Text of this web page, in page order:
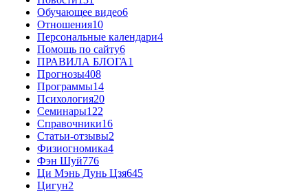
Обучающее видео6
Отношения10
Персональные календари4
Помощь по сайту6
ПРАВИЛА БЛОГА1
Прогнозы408
Программы14
Психология20
Семинары122
Справочники16
Статьи-отзывы2
Физиогномика4
Фэн Шуй776
Ци Мэнь Дунь Цзя645
Цигун2